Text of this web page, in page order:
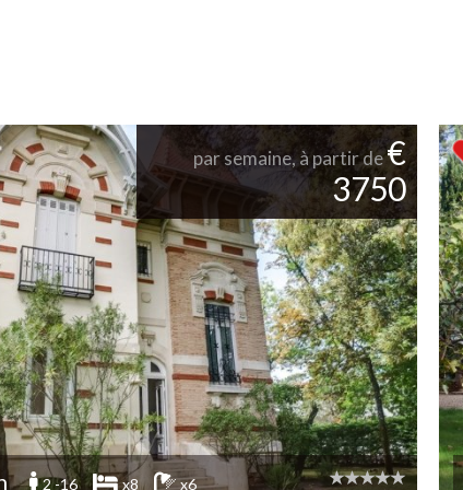
par semaine, à partir de€
3750
2 -16 x8 x6